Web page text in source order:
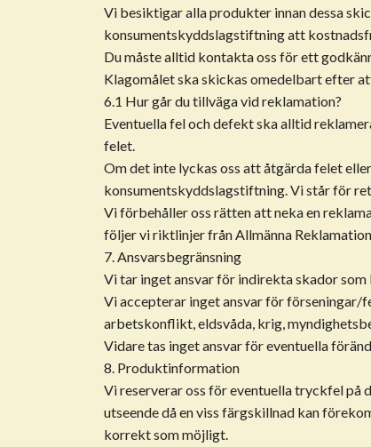
Vi besiktigar alla produkter innan dessa
konsumentskyddslagstiftning att
Du måste alltid kontakta oss för ett
Klagomålet ska skickas omedelbart efter
6.1 Hur går du tillväga vid reklamation?
Eventuella fel och defekt ska alltid
felet.
Om det inte lyckas oss att åtgärda felet
konsumentskyddslagstiftning. Vi står för
Vi förbehåller oss rätten att neka en
följer vi riktlinjer från Allmänna
7. Ansvarsbegränsning
Vi tar inget ansvar för indirekta skador
Vi accepterar inget ansvar för förseningar/
arbetskonflikt, eldsvåda, krig,
Vidare tas inget ansvar för eventuella
8. Produktinformation
Vi reserverar oss för eventuella tryckfel på
utseende då en viss färgskillnad kan
korrekt som möjligt.